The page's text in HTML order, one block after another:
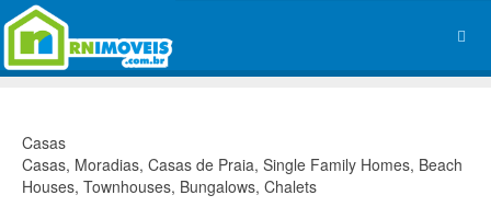
Casas
Casas, Moradias, Casas de Praia, Single Family Homes, Beach
Houses, Townhouses, Bungalows, Chalets